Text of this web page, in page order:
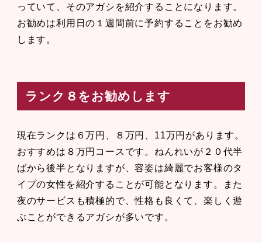
っていて、そのアガシを紹介することになります。
お勧めは利用日の１週間前に予約することをお勧め
します。
ランク８をお勧めします
現在ランクは６万円、８万円、11万円があります。
おすすめは８万円コースです。ねんれいが２０代半
ばから後半となりますが、容姿は綺麗でお客様のタ
イプの女性を紹介することが可能となります。また
夜のサービスも積極的で、性格も良くて、楽しく遊
ぶことができるアガシが多いです。